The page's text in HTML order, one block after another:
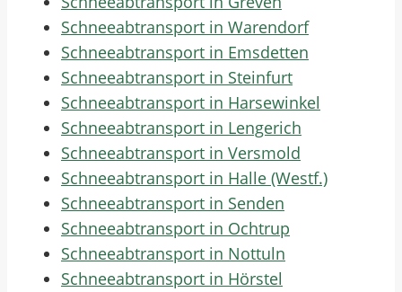
Schneeabtransport in Warendorf
Schneeabtransport in Emsdetten
Schneeabtransport in Steinfurt
Schneeabtransport in Harsewinkel
Schneeabtransport in Lengerich
Schneeabtransport in Versmold
Schneeabtransport in Halle (Westf.)
Schneeabtransport in Senden
Schneeabtransport in Ochtrup
Schneeabtransport in Nottuln
Schneeabtransport in Hörstel